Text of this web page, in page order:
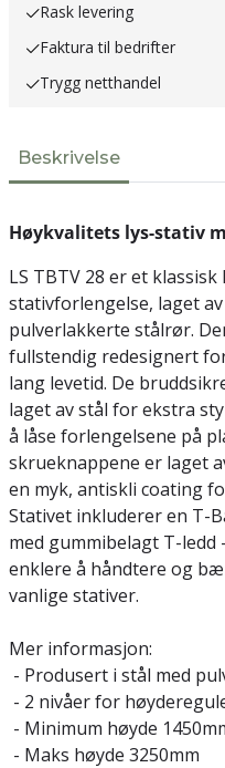
Rask levering
Faktura til bedrifter
Trygg netthandel
Beskrivelse
Høykvalitets lys-stativ
LS TBTV 28 er et
stativforlengelse, laget
pulverlakkerte stålrør.
fullstendig redesignert
lang levetid. De
laget av stål for ekstra
å låse forlengelsene på
skrueknappene er laget
en myk, antiskli coating
Stativet inkluderer en T-
med gummibelagt T-
enklere å håndtere og
vanlige stativer.
Mer informasjon:
- Produsert i stål med
- 2 nivåer for
- Minimum høyde
- Maks høyde 3250mm